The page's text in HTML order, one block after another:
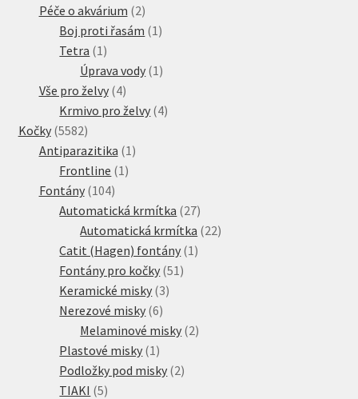
produktů
Péče o akvárium 22
produkty
Boj proti řasám 1 1
Tetra 1 1
produkt
Úprava vody 1 1
Vše pro želvy 44
produkty
Krmivo pro želvy 44
Kočky 55825582
produktů
Antiparazitika 1 1
Frontline 1 1
Fontány 104104
produktů
Automatická krmítka 2727
produktů
Automatická krmítka 2222
Catit (Hagen) fontány 1 1
Fontány pro kočky 51 51
Keramické misky 33
Nerezové misky 66
produktů
Melaminové misky 22
Plastové misky 1 1
produkt
Podložky pod misky 22
TIAKI 55